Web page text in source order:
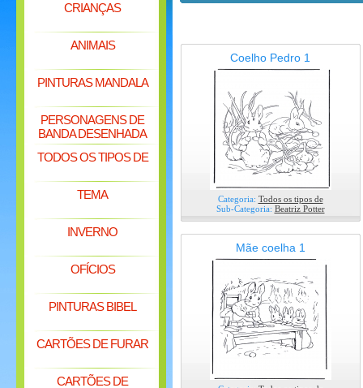
CRIANÇAS
ANIMAIS
PINTURAS MANDALA
PERSONAGENS DE
BANDA DESENHADA
TODOS OS TIPOS DE
TEMA
INVERNO
OFÍCIOS
PINTURAS BIBEL
CARTÕES DE FURAR
CARTÕES DE
Coelho Pedro 1
Categoria: Todos os tipos de
Sub-Categoria: Beatriz Potter
Mãe coelha 1